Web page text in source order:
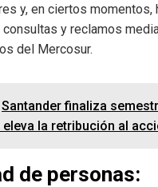
y, en ciertos momentos,
y reclamos
del Mercosur.
Santander finaliza
la retribución al
de personas: